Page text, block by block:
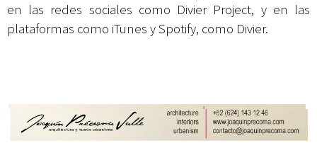
en las redes sociales como Divier Project, y en las
plataformas como iTunes y Spotify, como Divier.